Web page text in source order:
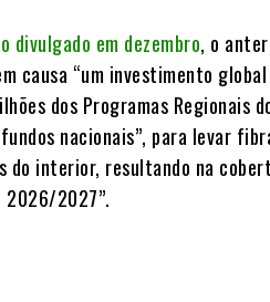
divulgado em dezembro, o
causa “um investimento
dos Programas Regionais
nacionais”, para levar
do interior, resultando na
2027”.